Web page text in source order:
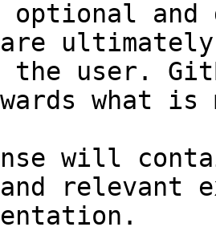
and
the user.
what
will
relevant